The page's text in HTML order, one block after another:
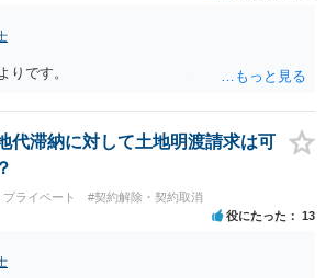
りです。
代滞納に対して土地明渡請求は可
ライベート #契約解除・契約取消
役にたった 13